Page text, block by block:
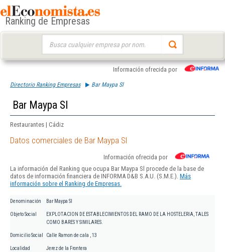
Ranking de Empresas
Información ofrecida por
Directorio Ranking Empresas Bar Maypa Sl
Bar Maypa Sl
Restaurantes | Cádiz
Datos comerciales de Bar Maypa Sl
Información ofrecida por
La información del Ranking que ocupa Bar Maypa Sl procede de la base de
datos de información financiera de INFORMA D&B S.A.U. (S.M.E.). Más
información sobre el Ranking de Empresas.
Denominación Bar Maypa Sl
Objeto Social
EXPLOTACION DE ESTABLECIMIENTOS DEL RAMO DE LA HOSTELERIA, TALES
COMO BARES Y SIMILARES.
Domicilio Social Calle Ramon de cala , 13
Localidad Jerez de la Frontera